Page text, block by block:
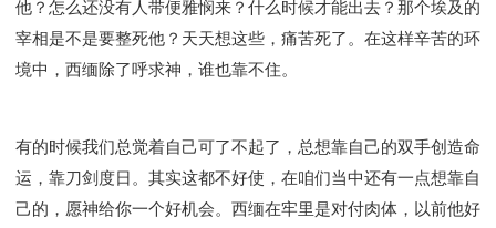
他？怎么还没有人带便雅悯来？什么时候才能出去？那个埃及的
宰相是不是要整死他？天天想这些，痛苦死了。在这样辛苦的环
境中，西缅除了呼求神，谁也靠不住。
有的时候我们总觉着自己可了不起了，总想靠自己的双手创造命
运，靠刀剑度日。其实这都不好使，在咱们当中还有一点想靠自
己的，愿神给你一个好机会。西缅在牢里是对付肉体，以前他好